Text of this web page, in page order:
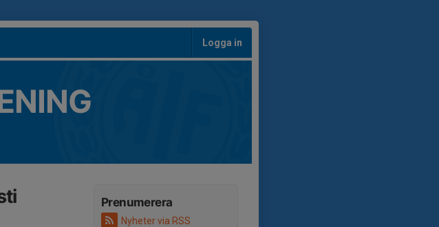
Logga in
Prenumerera
Nyheter via RSS